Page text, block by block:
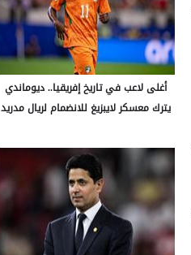
أغلى لاعب في تاريخ إفريقيا.. ديوماندي
يترك معسكر لايبزيغ للانضمام لريال مدريد